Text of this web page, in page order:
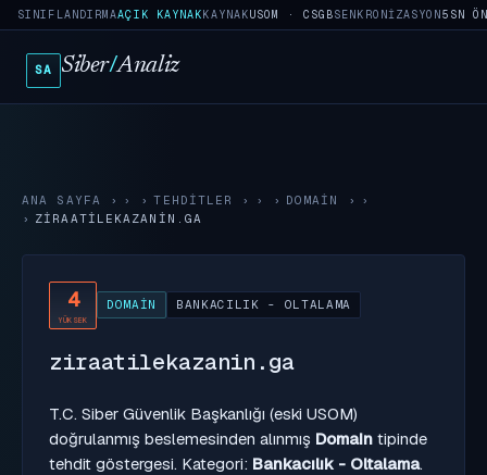
SINIFLANDIRMAAÇIK KAYNAKKAYNAKUSOM · CSGBSENKRONIZASYON5SN
SA Siber/Analiz
ANA SAYFA › TEHDITLER › DOMAIN
›
ZIRAATILEKAZANIN.GA
4
YÜKSEK
DOMAIN BANKACILIK - OLTALAMA
ziraatilekazanin.ga
T.C. Siber Güvenlik Başkanlığı (eski USOM)
doğrulanmış beslemesinden alınmış Domain tipinde
tehdit göstergesi. Kategori: Bankacılık - Oltalama.